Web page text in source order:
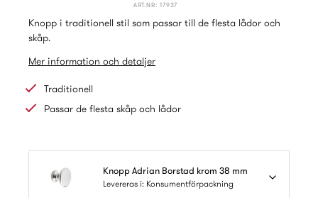
ART.NR: 17937
Knopp i traditionell stil som passar till de flesta lådor och
skåp.
Mer information och detaljer
Traditionell
Passar de flesta skåp och lådor
Knopp Adrian Borstad krom 38 mm
Levereras i: Konsumentförpackning